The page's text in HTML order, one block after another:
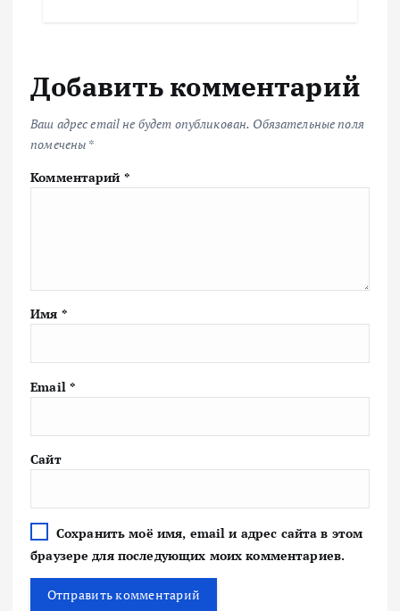
Добавить комментарий
Ваш адрес email не будет опубликован. Обязательные поля
помечены *
Комментарий *
Имя *
Email *
Сайт
Сохранить моё имя, email и адрес сайта в этом
браузере для последующих моих комментариев.